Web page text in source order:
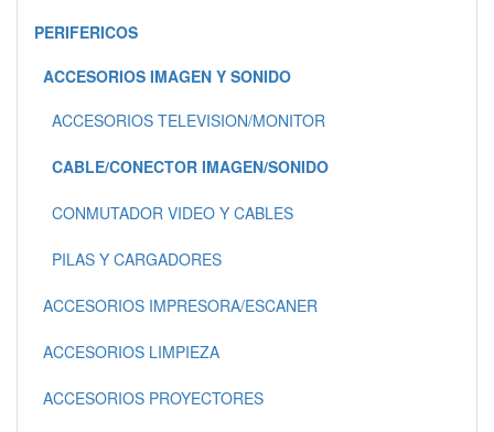
PERIFERICOS
ACCESORIOS IMAGEN Y SONIDO
ACCESORIOS TELEVISION/MONITOR
CABLE/CONECTOR IMAGEN/SONIDO
CONMUTADOR VIDEO Y CABLES
PILAS Y CARGADORES
ACCESORIOS IMPRESORA/ESCANER
ACCESORIOS LIMPIEZA
ACCESORIOS PROYECTORES